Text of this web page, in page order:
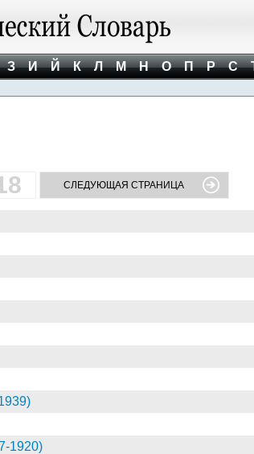
З И Й К Л М Н О П Р С
СЛЕДУЮЩАЯ СТРАНИЦА
1920)